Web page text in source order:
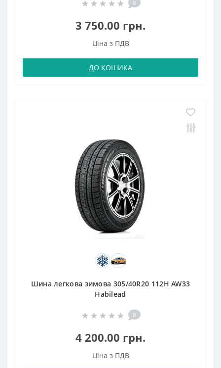
0
3 750.00 грн.
Ціна з ПДВ
ДО КОШИКА
Шина легкова зимова 305/40R20 112H AW33
Habilead
0
4 200.00 грн.
Ціна з ПДВ